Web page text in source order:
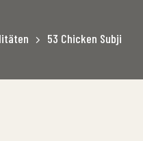
53 Chicken Subji